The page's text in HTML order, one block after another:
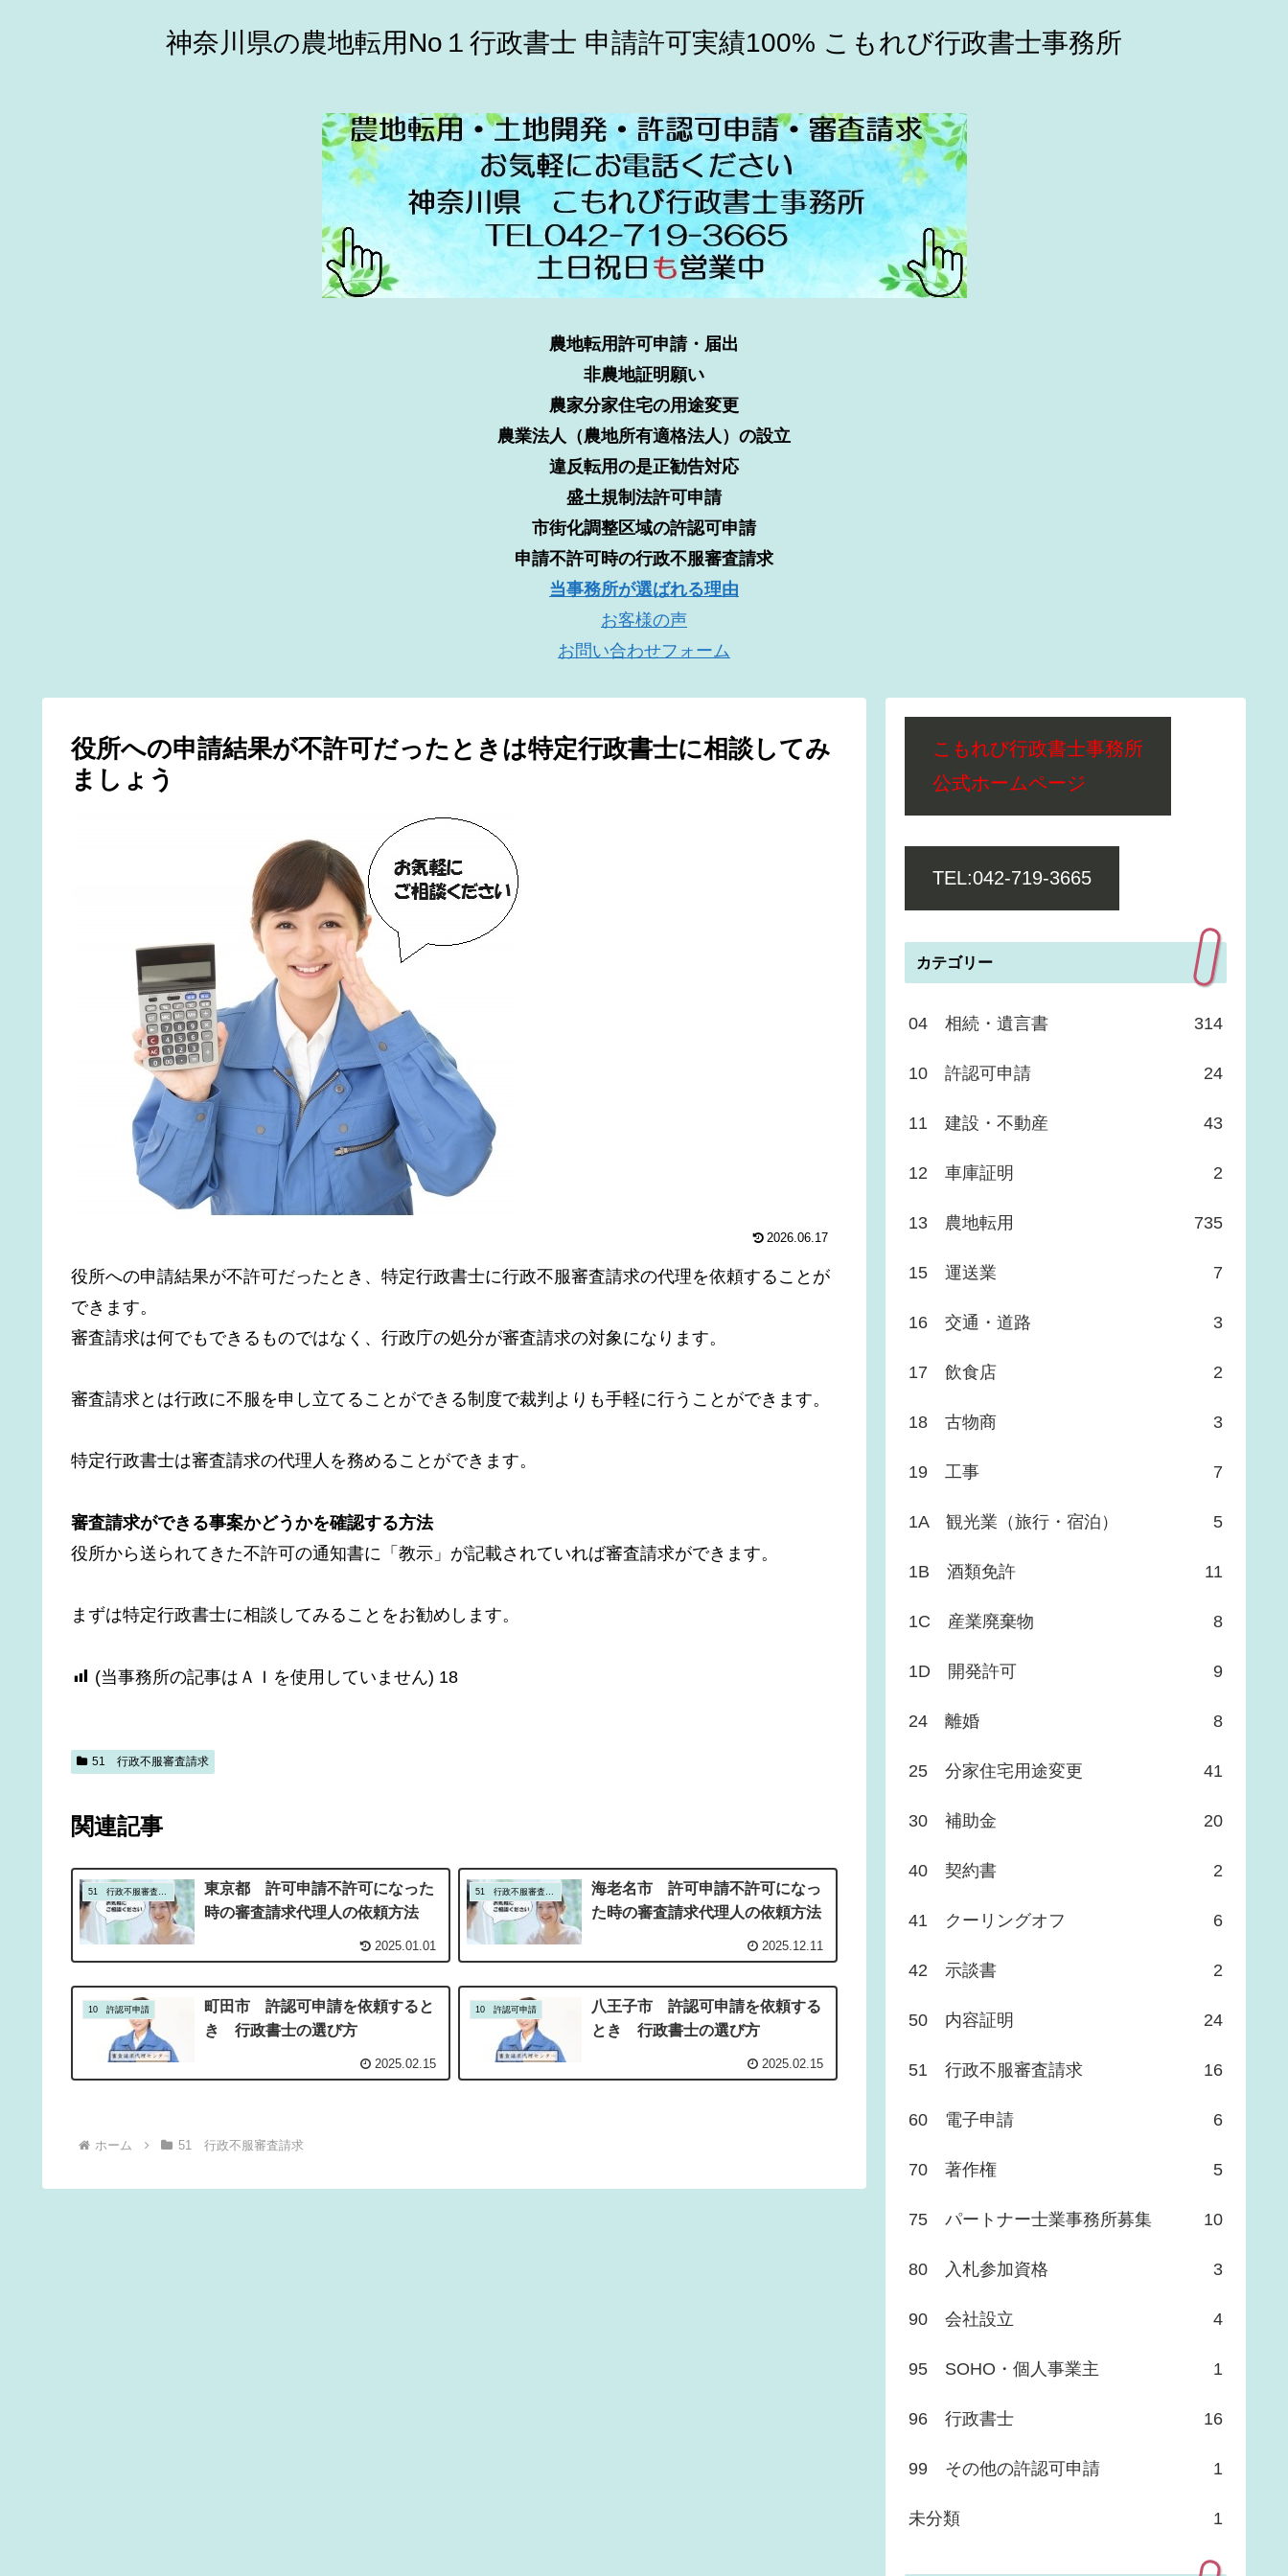
神奈川県の農地転用No１行政書士 申請許可実績100% こもれび行政書士事務所
農地転用許可申請・届出
非農地証明願い
農家分家住宅の用途変更
農業法人（農地所有適格法人）の設立
違反転用の是正勧告対応
盛土規制法許可申請
市街化調整区域の許認可申請
申請不許可時の行政不服審査請求
当事務所が選ばれる理由
お客様の声
お問い合わせフォーム
役所への申請結果が不許可だったときは特定行政書士に相談してみ
ましょう
2026.06.17
役所への申請結果が不許可だったとき、特定行政書士に行政不服審査請求の代理を依頼することが
できます。
審査請求は何でもできるものではなく、行政庁の処分が審査請求の対象になります。
審査請求とは行政に不服を申し立てることができる制度で裁判よりも手軽に行うことができます。
特定行政書士は審査請求の代理人を務めることができます。
審査請求ができる事案かどうかを確認する方法
役所から送られてきた不許可の通知書に「教示」が記載されていれば審査請求ができます。
まずは特定行政書士に相談してみることをお勧めします。
(当事務所の記事はＡＩを使用していません) 18
51 行政不服審査請求
関連記事
51 行政不服審査請求
東京都 許可申請不許可になった
時の審査請求代理人の依頼方法
2025.01.01
51 行政不服審査請求
海老名市 許可申請不許可になっ
た時の審査請求代理人の依頼方法
2025.12.11
10 許認可申請
町田市 許認可申請を依頼すると
き 行政書士の選び方
2025.02.15
10 許認可申請
八王子市 許認可申請を依頼する
とき 行政書士の選び方
2025.02.15
ホーム 51 行政不服審査請求
こもれび行政書士事務所
公式ホームページ
TEL:042-719-3665
カテゴリー
04 相続・遺言書 314
10 許認可申請 24
11 建設・不動産 43
12 車庫証明 2
13 農地転用 735
15 運送業 7
16 交通・道路 3
17 飲食店 2
18 古物商 3
19 工事 7
1A 観光業（旅行・宿泊） 5
1B 酒類免許 11
1C 産業廃棄物 8
1D 開発許可 9
24 離婚 8
25 分家住宅用途変更 41
30 補助金 20
40 契約書 2
41 クーリングオフ 6
42 示談書 2
50 内容証明 24
51 行政不服審査請求 16
60 電子申請 6
70 著作権 5
75 パートナー士業事務所募集 10
80 入札参加資格 3
90 会社設立 4
95 SOHO・個人事業主 1
96 行政書士 16
99 その他の許認可申請 1
未分類 1